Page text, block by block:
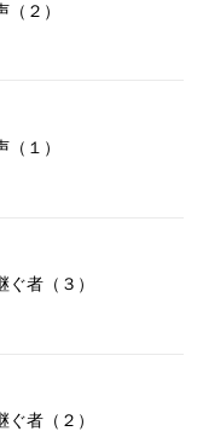
２）
１）
者（３）
者（２）